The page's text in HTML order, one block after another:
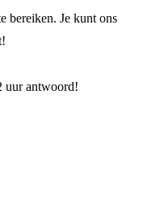
bereiken. Je kunt ons
uur antwoord!